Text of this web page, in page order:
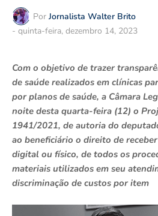
Por Jornalista Walter Brito
- quinta-feira, dezembro 14, 2023
Com o objetivo de trazer
de saúde realizados em clínicas
por planos de saúde, a Câmara
noite desta quarta-feira (12) o
1941/2021, de autoria do
ao beneficiário o direito de
digital ou físico, de todos os
materiais utilizados em seu
discriminação de custos por item